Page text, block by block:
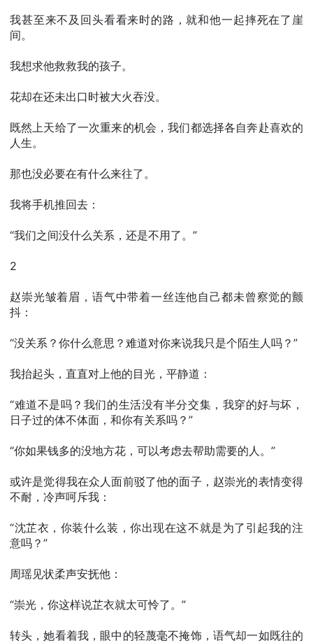
我甚至来不及回头看看来时的路，就和他一起摔死在了崖
间。
我想求他救救我的孩子。
花却在还未出口时被大火吞没。
既然上天给了一次重来的机会，我们都选择各自奔赴喜欢的
人生。
那也没必要在有什么来往了。
我将手机推回去：
“我们之间没什么关系，还是不用了。”
2
赵崇光皱着眉，语气中带着一丝连他自己都未曾察觉的颤
抖：
“没关系？你什么意思？难道对你来说我只是个陌生人吗？”
我抬起头，直直对上他的目光，平静道：
“难道不是吗？我们的生活没有半分交集，我穿的好与坏，
日子过的体不体面，和你有关系吗？”
“你如果钱多的没地方花，可以考虑去帮助需要的人。”
或许是觉得我在众人面前驳了他的面子，赵崇光的表情变得
不耐，冷声呵斥我：
“沈芷衣，你装什么装，你出现在这不就是为了引起我的注
意吗？”
周瑶见状柔声安抚他：
“崇光，你这样说芷衣就太可怜了。”
转头，她看着我，眼中的轻蔑毫不掩饰，语气却一如既往的